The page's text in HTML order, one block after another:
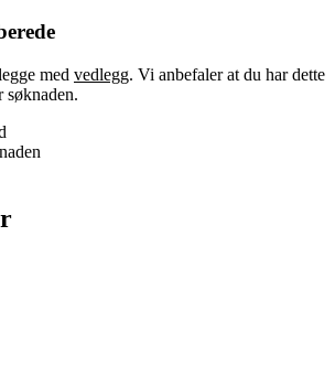
med vedlegg. Vi anbefaler at du har dette
søknaden.